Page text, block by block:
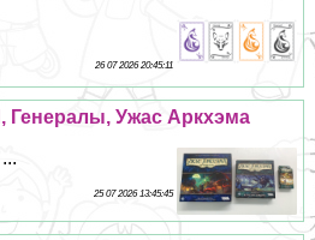
26 07 2026 20:45:11
Генералы, Ужас Аркхэма
25 07 2026 13:45:45